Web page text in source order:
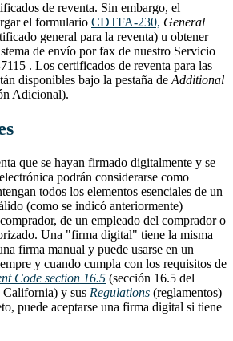
de reventa. Sin embargo, el
el formulario CDTFA-230, General
general para la reventa) u obtener
de envío por fax de nuestro Servicio
. Los certificados de reventa para las
disponibles bajo la pestaña de Additional
Adicional).
que se hayan firmado digitalmente y se
podrán considerarse como
todos los elementos esenciales de un
(como se indicó anteriormente)
de un empleado del comprador o
Una "firma digital" tiene la misma
firma manual y puede usarse en un
y cuando cumpla con los requisitos de
Code section 16.5 (sección 16.5 del
y sus Regulations (reglamentos)
puede aceptarse una firma digital si tiene